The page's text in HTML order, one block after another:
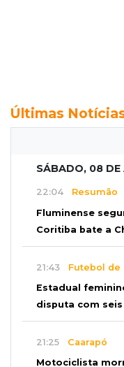
Últimas
SÁBADO, 08 DE
22:04 Resumão
Fluminense
Coritiba bate a
21:43 Futebol de
Estadual
disputa com
21:25 Caarapó
Motociclista